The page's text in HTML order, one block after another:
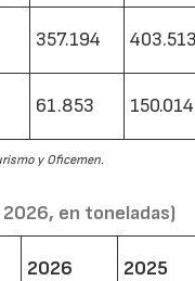
357.194
61.853 150.014
y Oficemen.
en toneladas)
2026 2025